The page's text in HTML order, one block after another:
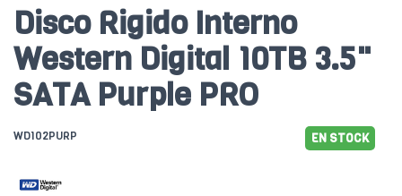
Disco Rigido Interno
Western Digital 10TB 3.5"
SATA Purple PRO
WD102PURP EN STOCK